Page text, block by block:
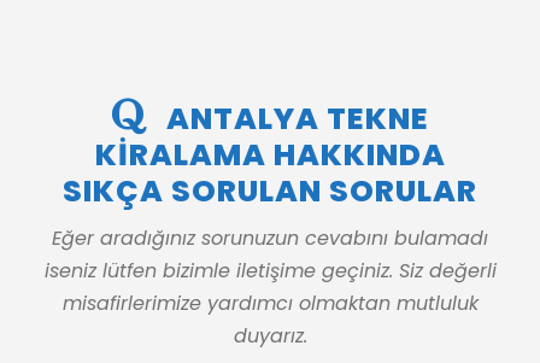
ANTALYA TEKNE
KİRALAMA HAKKINDA
SIKÇA SORULAN SORULAR
Eğer aradığınız sorunuzun cevabını bulamadı
iseniz lütfen bizimle iletişime geçiniz. Siz değerli
misafirlerimize yardımcı olmaktan mutluluk
duyarız.